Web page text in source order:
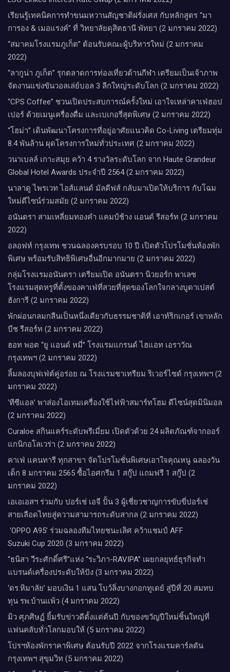
เรียนรู้เทคนิคการทำขนมหวานสัญชาติฝรั่งเศส กับหลักสูตร “มา
การอง & เมอแรงค์” ที่ วิทยาลัยดุสิตธานี พัทยา (2 มกราคม 2022)
“สมาคมโรงแรมภูเก็ต” ต้อนรับคณะผู้บริหารใหม่ (2 มกราคม
2022)
“ลากูน่า ภูเก็ต” รุกตลาดการท่องเที่ยวด้านกีฬา เตรียมเป็นเจ้าภาพ
จัดงานแข่งขันวอลเล่ย์บอล 3 ลีกใหญ่ระดับโลก (2 มกราคม 2022)
“CPS Coffee” ชวนเปิดประสบการณ์ครั้งใหม่ เอาใจเหล่าคาเฟ่ฮอป
เปอร์ ด้วยเมนูเครื่องดื่ม และเบเกอรี่สุดพิเศษ (2 มกราคม 2022)
“โฮม่า” เดินพัฒนาโครงการที่อยู่อาศัยแนวคิด Co-Living เตรียมทุ่ม
8.4 พันล้าน ผุดโครงการใหม่ทั่วประเทศ (2 มกราคม 2022)
วนาเบลล์ เกาะสมุย คว้า 4 รางวัลระดับโลก จาก Haute Grandeur
Global Hotel Awards ประจำปี 2564 (2 มกราคม 2022)
นาลาดู ไพรเวท ไอส์แลนด์ มัลดีฟส์ กลับมาเปิดให้บริการ กับโฉม
ใหม่ดีไซน์ร่วมสมัย (2 มกราคม 2022)
อนันตรา สามเหลี่ยมทองคำ แคมป์ช้าง แอนด์ รีสอร์ท (2 มกราคม
2022)
อลอฟท์ กรุงเทพ ชวนฉลองครบรอบ 10 ปี เปิดตัวโปรโมชั่นห้องพัก
พิเศษ พร้อมรับสิทธิพิเศษอื่นอีกมากมาย (2 มกราคม 2022)
กลุ่มโรงแรมอนันตรา เตรียมเปิด อนันตรา นิวยอร์ก พาเลซ
โรงแรมสุดหรูที่ตั้งของคาเฟ่ที่สวยที่สุดของโลกใจกลางบูดาเปสต์
ฮังการี (2 มกราคม 2022)
พักผ่อนกลมกลืนเป็นหนึ่งเดียวกับธรรมชาติที่ เอาท์ริกเกอร์ เขาหลัก
บีช รีสอร์ท (2 มกราคม 2022)
ฮอท พอต “ยู แอนด์ หมี่” โรงแรมแกรนด์ ไฮแอท เอราวัณ
กรุงเทพฯ (2 มกราคม 2022)
ลิ้มลองบุฟเฟ่ต์คู่อร่อย ณ โรงแรมชาเทรียม ริเวอร์ไซด์ กรุงเทพฯ (2
มกราคม 2022)
‘ทีซีแอล’ พาส่องไอเทมเครื่องใช้ไฟฟ้าสมาร์ทโฮม ดีไซน์สุดมินิมอล
(2 มกราคม 2022)
Curaloe สกินแคร์ระดับพรีเมี่ยม เปิดตัวด้วย 24 ผลิตภัณฑ์จากออร์
แกนิกอโลเวร่า (2 มกราคม 2022)
คาเฟ่ แคนทารี ทุกสาขา จัดโปรโมชั่นพิเศษเอาใจคุณหนู ฉลองวัน
เด็ก 8 มกราคม 2565 ซื้อไอศกรีม 1 สกู๊ป แถมฟรี 1 สกู๊ป (2
มกราคม 2022)
เอเอเอสฯ ร่วมกับ ปอร์เช่ เอจี ปั้น 3 ผู้เชี่ยวชาญการขับขี่ปอร์เช่
สายเลือดไทยสู่ความสามารถระดับสากล (2 มกราคม 2022)
‘OPPO A95’ ร่วมฉลองทีมไทยชนะเลิศ คว้าแชมป์ AFF
Suzuki Cup 2020 (3 มกราคม 2022)
“ธนิสา วีระศักดิ์ศรี”แห่ง “ระวิภา-RAVIPA” เผยกลยุทธ์ธุรกิจทำ
แบรนด์เครื่องประดับให้ปัง (3 มกราคม 2022)
‘ดร.หิมาลัย’ มอบเงิน 1 แสน โบว์ลิ่งบางกอกทูเดย์ สู่ปีที่ 20 สมทบ
ทุน รพ.บ้านแพ้ว (4 มกราคม 2022)
มิว ศุภศิษฏ์ ยิ้มรับข่าวดีตั้งแต่ต้นปี กับของขวัญปีใหม่ชิ้นใหญ่ที่
แฟนคลับทั่วโลกมอบให้ (5 มกราคม 2022)
โปรฯห้องพักราคาพิเศษ ต้อนรับปี 2022 จากโรงแรมคาร์ลตัน
กรุงเทพฯ สุขุมวิท (5 มกราคม 2022)